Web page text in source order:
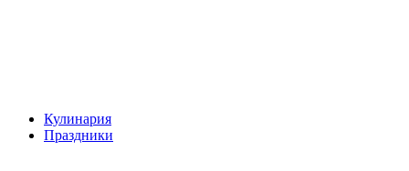
Кулинария
Праздники